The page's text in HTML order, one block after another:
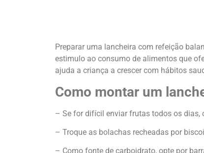
Preparar uma lancheira com refeição
estimulo ao consumo de alimentos que
ajuda a criança a crescer com hábitos
Como montar um
– Se for difícil enviar frutas todos os dias,
– Troque as bolachas recheadas por
– Como fonte de carboidrato, opte por